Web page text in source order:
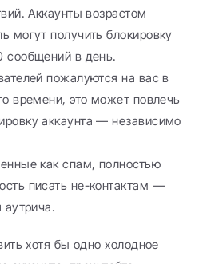
Аккаунты возрастом
могут получить блокировку
сообщений в день.
пожалуются на вас в
времени, это может повлечь
аккаунта — независимо
как спам, полностью
писать не-контактам —
аутрича.
хотя бы одно холодное